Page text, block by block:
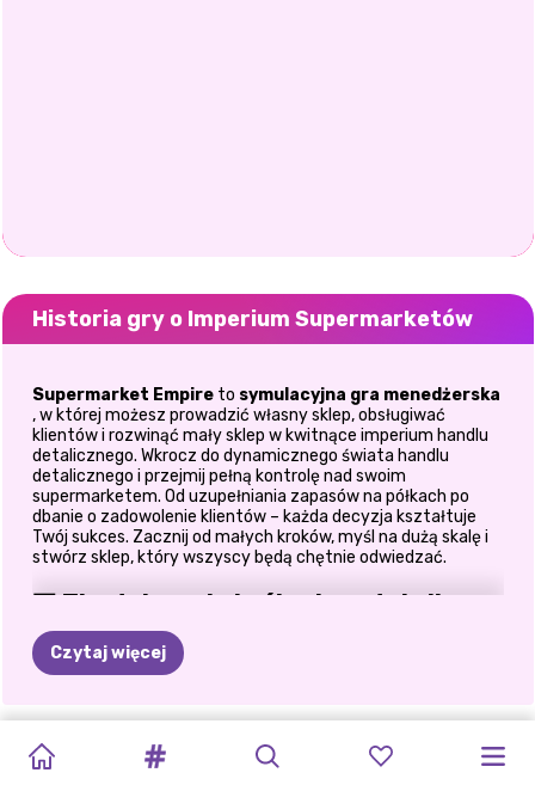
Historia gry o Imperium Supermarketów
Supermarket Empireto symulacyjna gra menedżerska
, w której możesz prowadzić własny sklep, obsługiwać
klientów i rozwinąć mały sklep w kwitnące imperium handlu
detalicznego. Wkrocz do dynamicznego świata handlu
detalicznego i przejmij pełną kontrolę nad swoim
supermarketem. Od uzupełniania zapasów na półkach po
dbanie o zadowolenie klientów – każda decyzja kształtuje
Twój sukces. Zacznij od małych kroków, myśl na dużą skalę i
stwórz sklep, który wszyscy będą chętnie odwiedzać.
🏪 Zbuduj swoje królestwo detaliczne
Każde imperium zaczyna od jednego sklepu.
Dodaj nowe sekcje i produkty
Zmień swój sklep w tętniące życiem centrum
biznesowe
Czytaj więcej
SALON
GOTOWANIA
KUCHNI
SYMULATOR
SUPERMARKETU:
OPIECE
KIKI:
MONKEY
MART
SYMULATOR
KAWIARNIA
MILKSHAKE